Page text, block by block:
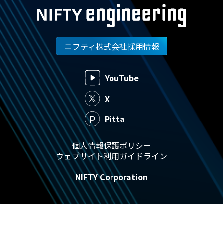
ニフティ株式会社採用情報
YouTube
X
Pitta
個人情報保護ポリシー
ウェブサイト利用ガイドライン
NIFTY Corporation